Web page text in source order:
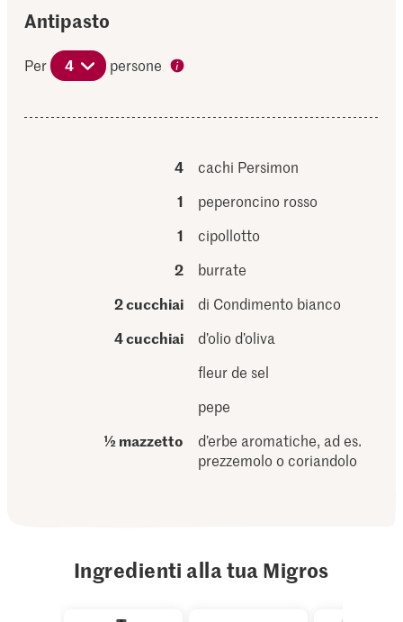
Antipasto
Per 4 persone
4
cachi Persimon
1
peperoncino rosso
1
cipollotto
2
burrate
2 cucchiai
di Condimento bianco
4 cucchiai
d’olio d’oliva
fleur de sel
pepe
½ mazzetto
d’erbe aromatiche, ad es.
prezzemolo o coriandolo
Ingredienti alla tua Migros